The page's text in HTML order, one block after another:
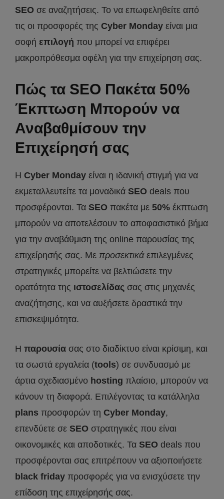
SEO σε αναζητήσεις. Το να επωφεληθείτε από
τις οι προσφορές της Cyber Monday είναι μια
σοφή επιλογή που μπορεί να επιφέρει
μακροπρόθεσμα οφέλη για την επιχείρηση σας.
Πώς τα SEO Πακέτα 50%
Έκπτωση Μπορούν να
Αναβαθμίσουν την
Επιχείρησή σας
Η Cyber Monday είναι η ιδανική στιγμή για να
εκμεταλλευτείτε τα μοναδικά SEO deals που
προσφέρονται. Τα SEO πακέτα με 50% έκπτωση
μπορούν να αποτελέσουν το αποφασιστικό βήμα
για την αναβάθμιση της online παρουσίας της
επιχείρησής σας. Με προσεκτικάεπιλεγμένες
στρατηγικές μπορείτε να βελτιώσετε την
ορατότητα της ιστοσελίδας σας στις μηχανές
αναζήτησης, και να αυξήσετε δραστικά την
επισκεψιμότητα.
Η παρουσία σας στο διαδίκτυο είναι κρίσιμη, και
τα σωστά εργαλεία (tools) σε συνδυασμό με
άρτια σχεδιασμένο hosting πλαίσιο, μπορούν να
κάνουν τη διαφορά. Επιλέγοντας τα κατάλληλα
plans προσφορών τη Cyber Monday,
επενδύετε σε SEO στρατηγικές που είναι
οικονομικές και αποδοτικές. Τα SEO deals που
προσφέρονται σας επιτρέπουν να αξιοποιήσετε
black friday προσφορές για να ενισχύσετε την
επίδοση της επιχείρησής σας.